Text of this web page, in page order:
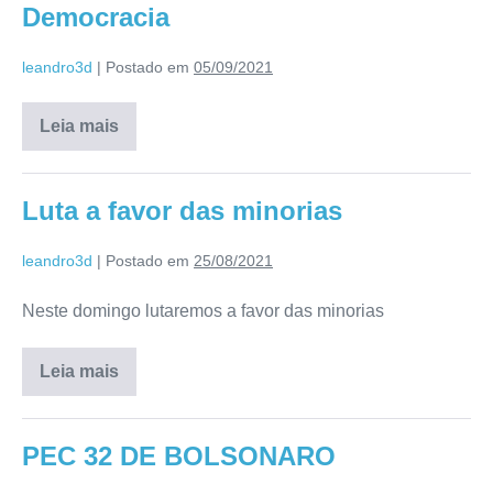
Democracia
leandro3d | Postado em 05/09/2021
Leia mais
Luta a favor das minorias
leandro3d | Postado em 25/08/2021
Neste domingo lutaremos a favor das minorias
Leia mais
PEC 32 DE BOLSONARO